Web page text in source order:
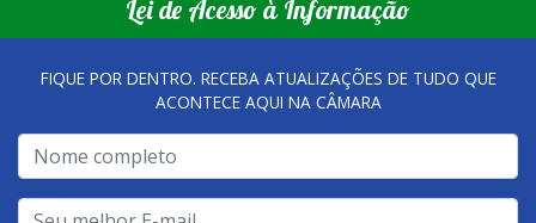
Lei de Acesso à Informação
FIQUE POR DENTRO. RECEBA ATUALIZAÇÕES DE TUDO QUE
ACONTECE AQUI NA CÂMARA